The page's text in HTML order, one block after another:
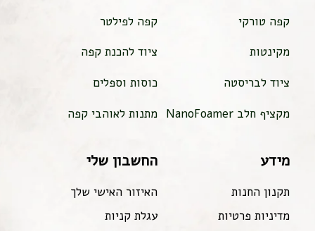
קפה טורקי
קפה לפילטר
מקינטות
ציוד להכנת קפה
ציוד לבריסטה
כוסות וספלים
מקציף חלב NanoFoamer
מתנות לאוהבי קפה
מידע
תקנון החנות
מדיניות פרטיות
החשבון שלי
האיזור האישי שלך
עגלת קניות